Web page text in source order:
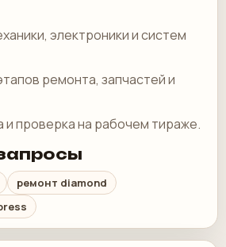
электроники и систем
ремонта, запчастей и
и проверка на рабочем тираже.
ремонт diamond